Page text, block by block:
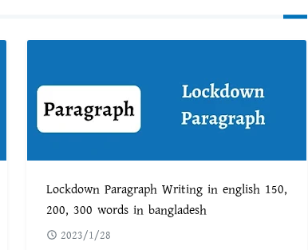
Lockdown Paragraph Writing in english 150,
200, 300 words in bangladesh
2023/1/28